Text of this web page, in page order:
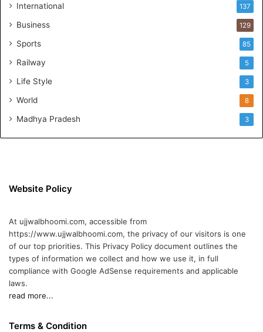
International 137
Business 129
Sports 85
Railway 5
Life Style 3
World 8
Madhya Pradesh 3
Website Policy
At ujjwalbhoomi.com, accessible from
https://www.ujjwalbhoomi.com, the privacy of our visitors is one
of our top priorities. This Privacy Policy document outlines the
types of information we collect and how we use it, in full
compliance with Google AdSense requirements and applicable
laws.
read more...
Terms & Condition